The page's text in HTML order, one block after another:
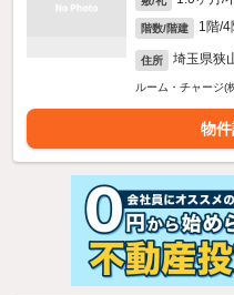
階数/階建 1階/4
住所 埼玉県狭
ルーム・チャージ
物